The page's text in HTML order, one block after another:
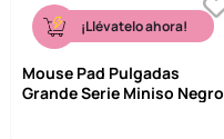
¡Llévatelo ahora!
Mouse Pad Pulgadas
Grande Serie Miniso Negro